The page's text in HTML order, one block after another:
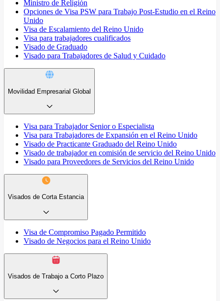
Ministro de Religión
Opciones de Visa PSW para Trabajo Post-Estudio en el Reino
Unido
Visa de Escalamiento del Reino Unido
Visa para trabajadores cualificados
Visado de Graduado
Visado para Trabajadores de Salud y Cuidado
Movilidad Empresarial Global
Visa para Trabajador Senior o Especialista
Visa para Trabajadores de Expansión en el Reino Unido
Visado de Practicante Graduado del Reino Unido
Visado de trabajador en comisión de servicio del Reino Unido
Visado para Proveedores de Servicios del Reino Unido
Visados de Corta Estancia
Visa de Compromiso Pagado Permitido
Visado de Negocios para el Reino Unido
Visados de Trabajo a Corto Plazo